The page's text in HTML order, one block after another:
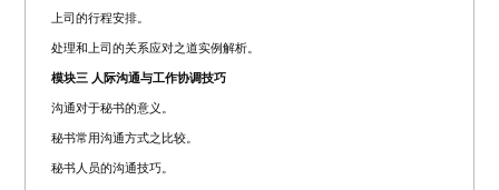
上司的行程安排。
处理和上司的关系应对之道实例解析。
模块三 人际沟通与工作协调技巧
沟通对于秘书的意义。
秘书常用沟通方式之比较。
秘书人员的沟通技巧。